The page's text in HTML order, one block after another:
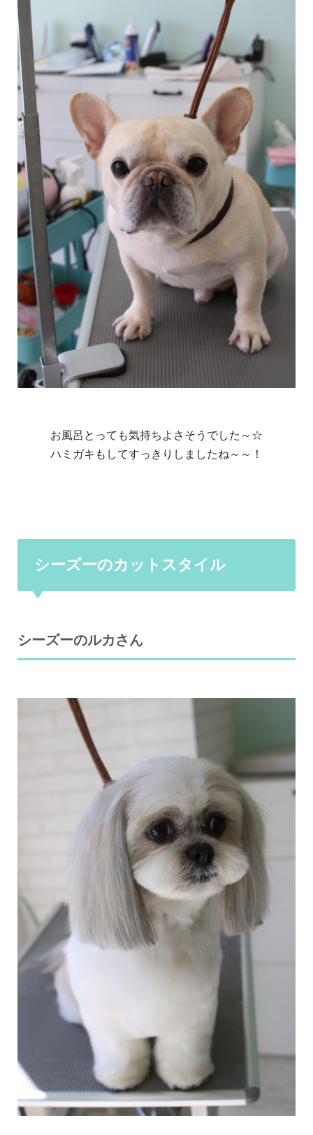
お風呂とっても気持ちよさそうでした～☆
ハミガキもしてすっきりしましたね～～！
シーズーのカットスタイル
シーズーのルカさん